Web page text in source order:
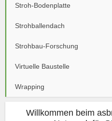
Stroh-Bodenplatte
Strohballendach
Strohbau-Forschung
Virtuelle Baustelle
Wrapping
Willkommen beim